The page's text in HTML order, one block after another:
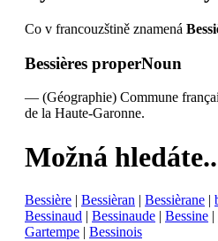
Co v francouzštině znamená
Bessières properNoun
— (Géographie) Commune
de la Haute-Garonne.
Možná
Bessière | Bessièran | Bessièrane |
Bessinaud | Bessinaude | Bessine |
Gartempe | Bessinois